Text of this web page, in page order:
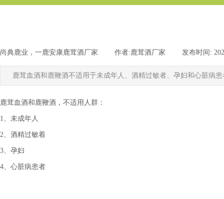
尚典鹿业，一鹿安康鹿茸酒厂家 作者:鹿茸酒厂家 发布时间:
鹿茸血酒和鹿鞭酒不适用于未成年人、酒精过敏者、孕妇和心脏病患
鹿茸血酒和鹿鞭酒，不适用人群：
1、未成年人
2、酒精过敏着
3、孕妇
4、心脏病患者